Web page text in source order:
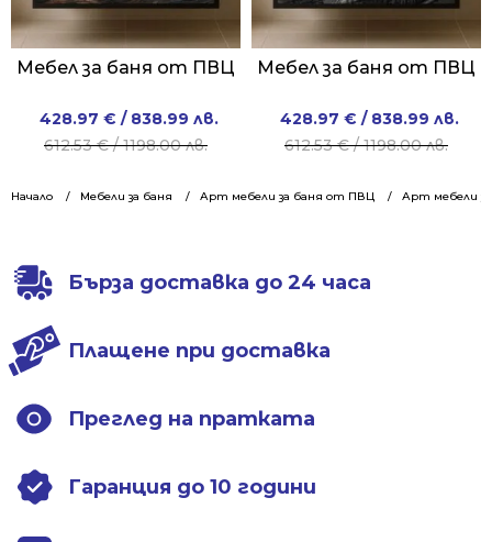
Начало Мебели за баня Арт мебели за баня от ПВЦ Арт мебели
Мебел за баня от ПВЦ
612.53€/ 1198.00 лв.
Original
price
612.53 €
428.97 € / 838.99 лв.
Current
price
428.97 €
Мебел за баня от ПВЦ
612.53€/ 1198.00 лв.
Original
price
612.53 €
428.97 € / 838.99 лв.
Current
price
428.97 €
Бърза доставка до 24 часа
Плащене при доставка
Преглед на пратката
Гаранция до 10 години